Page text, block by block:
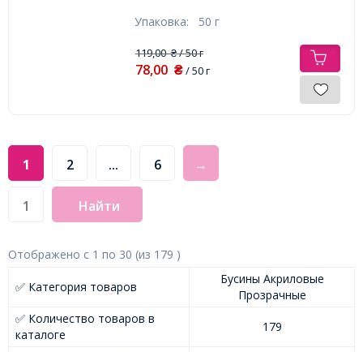
Упаковка: 50 г
119,00₴/ 50 г
78,00 ₴/ 50 г
1 2 ... 6 →
Найти
Отображено с 1 по 30 (из 179 )
✅ Категория товаров
Бусины Акриловые
Прозрачные
✅ Количество товаров в
каталоге
179